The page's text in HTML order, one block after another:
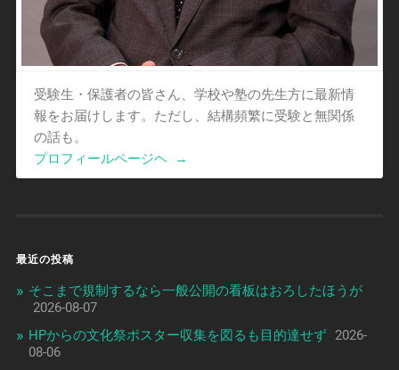
受験生・保護者の皆さん、学校や塾の先生方に最新情
報をお届けします。ただし、結構頻繁に受験と無関係
の話も。
プロフィールページヘ
→
最近の投稿
そこまで規制するなら一般公開の看板はおろしたほうが
2026-08-07
HPからの文化祭ポスター収集を図るも目的達せず 2026-
08-06